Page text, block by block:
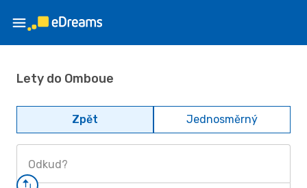
Lety do Omboue
Zpět Jednosměrný
Odkud?